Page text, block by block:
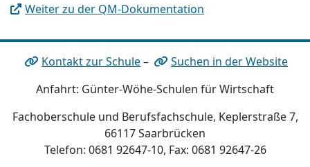
Weiter zu der QM-Dokumentation
Kontakt zur Schule–
Suchen in der Website
Anfahrt: Günter-Wöhe-Schulen für Wirtschaft
Fachoberschule und Berufsfachschule, Keplerstraße 7,
66117 Saarbrücken
Telefon: 0681 92647-10, Fax: 0681 92647-26